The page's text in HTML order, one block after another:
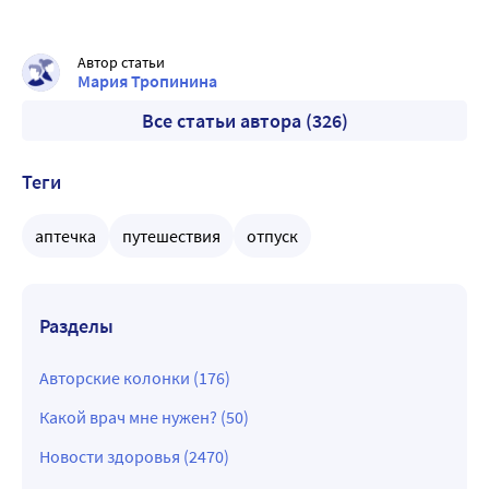
Автор статьи
Мария Тропинина
Все статьи автора (326)
Теги
аптечка путешествия отпуск
Разделы
Авторские колонки (176)
Какой врач мне нужен? (50)
Новости здоровья (2470)